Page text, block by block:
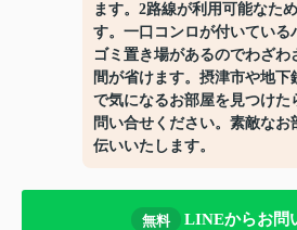
ます。2路線が利用可能なた
す。一口コンロが付いている
ゴミ置き場があるのでわざわ
間が省けます。摂津市や地
で気になるお部屋を見つけた
問い合せください。素敵な
伝いいたします。
無料 LINEからお問